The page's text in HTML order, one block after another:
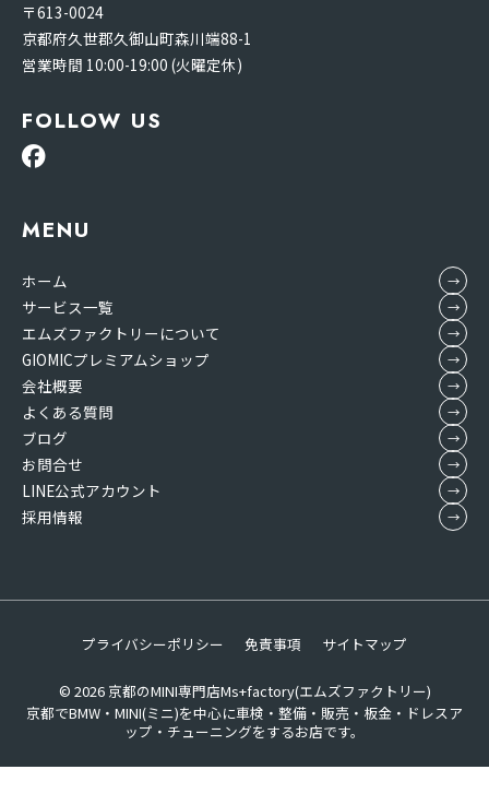
〒613-0024
京都府久世郡久御山町森川端88-1
営業時間 10:00-19:00 (火曜定休)
FOLLOW US
MENU
ホーム
サービス一覧
エムズファクトリーについて
GIOMICプレミアムショップ
会社概要
よくある質問
ブログ
お問合せ
LINE公式アカウント
採用情報
プライバシーポリシー 免責事項 サイトマップ
© 2026 京都のMINI専門店Ms+factory(エムズファクトリー)
京都でBMW・MINI(ミニ)を中心に車検・整備・販売・板金・ドレスア
ップ・チューニングをするお店です。